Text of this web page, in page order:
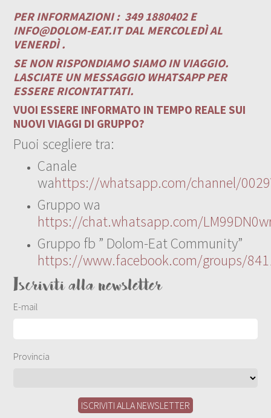
PER INFORMAZIONI : 349 1880402 E
INFO@DOLOM-EAT.ITDAL MERCOLEDÌ AL
VENERDÌ .
SE NON RISPONDIAMO SIAMO IN VIAGGIO.
LASCIATE UN MESSAGGIO WHATSAPP PER
ESSERE RICONTATTATI.
VUOI ESSERE INFORMATO IN TEMPO REALE SUI
NUOVI VIAGGI DI GRUPPO?
Puoi scegliere tra:
Canale
wahttps://whatsapp.com/channel/
Gruppo wa
https://chat.whatsapp.com/
Gruppo fb ” Dolom-Eat Community”
https://www.facebook.com/groups/
Iscriviti alla newsletter
E-mail
Provincia